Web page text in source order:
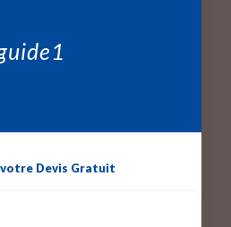
Devis Gratuit